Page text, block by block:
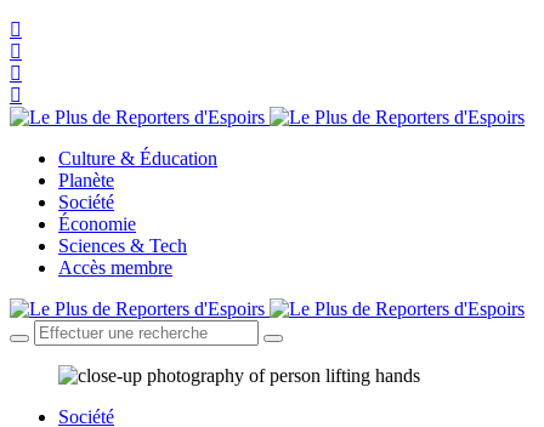
Culture & Éducation
Planète
Société
Économie
Sciences & Tech
Accès membre
Société